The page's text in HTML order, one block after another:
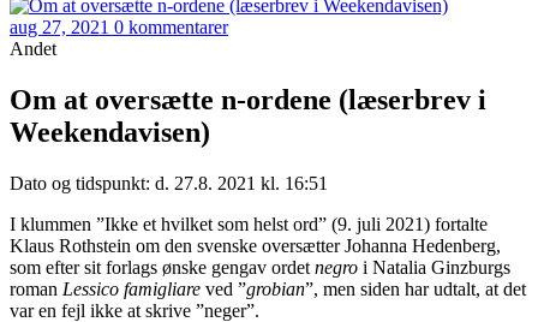
aug 27, 2021 0 kommentarer
Andet
Om at oversætte n-ordene (læserbrev i
Weekendavisen)
Dato og tidspunkt: d. 27.8. 2021 kl. 16:51
I klummen ”Ikke et hvilket som helst ord” (9. juli 2021) fortalte
Klaus Rothstein om den svenske oversætter Johanna Hedenberg,
som efter sit forlags ønske gengav ordet negro i Natalia Ginzburgs
roman Lessico famigliare ved ”grobian”, men siden har udtalt, at det
var en fejl ikke at skrive ”neger”.